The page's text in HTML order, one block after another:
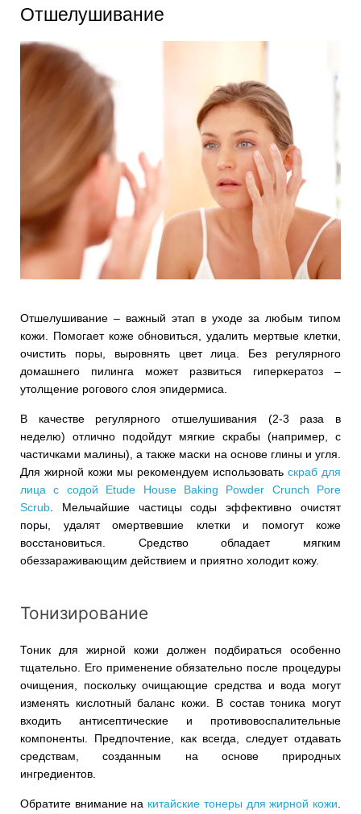
Отшелушивание
Отшелушивание – важный этап в уходе за любым типом
кожи. Помогает коже обновиться, удалить мертвые клетки,
очистить поры, выровнять цвет лица. Без регулярного
домашнего пилинга может развиться гиперкератоз –
утолщение рогового слоя эпидермиса.
В качестве регулярного отшелушивания (2-3 раза в
неделю) отлично подойдут мягкие скрабы (например, с
частичками малины), а также маски на основе глины и угля.
Для жирной кожи мы рекомендуем использовать скраб для
лица с содой Etude House Baking Powder Crunch Pore
Scrub . Мельчайшие частицы соды эффективно очистят
поры, удалят омертвевшие клетки и помогут коже
восстановиться. Средство обладает мягким
обеззараживающим действием и приятно холодит кожу.
Тонизирование
Тоник для жирной кожи должен подбираться особенно
тщательно. Его применение обязательно после процедуры
очищения, поскольку очищающие средства и вода могут
изменять кислотный баланс кожи. В состав тоника могут
входить антисептические и противовоспалительные
компоненты. Предпочтение, как всегда, следует отдавать
средствам, созданным на основе природных
ингредиентов.
Обратите внимание на китайские тонеры для жирной кожи